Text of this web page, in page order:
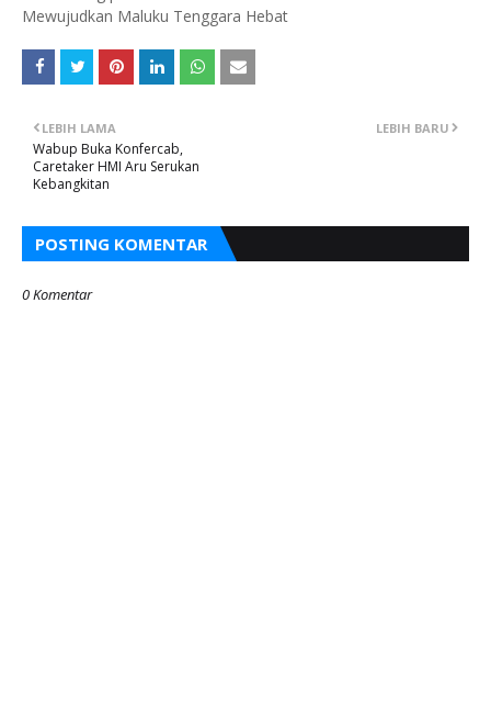
Mewujudkan Maluku Tenggara Hebat
LEBIH BARU
LEBIH LAMA
Wabup Buka Konfercab,
Caretaker HMI Aru Serukan
Kebangkitan
POSTING KOMENTAR
0 Komentar